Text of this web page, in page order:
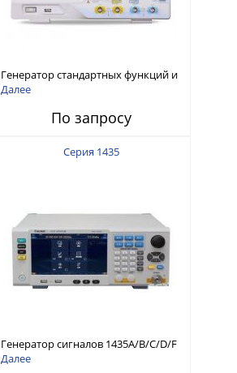
Генератор стандартных функций и
сигналов произвольной формы с
Далее
По запросу
Серия 1435
Генератор сигналов 1435A/B/C/D/F
от 9 кГц - 40 ГГц
Далее